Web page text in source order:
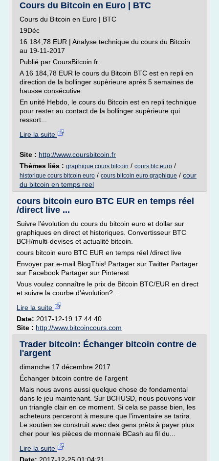
Cours du Bitcoin en Euro | BTC
Cours du Bitcoin en Euro | BTC
19Déc
16 184,78 EUR | Analyse technique du cours du Bitcoin
au 19-11-2017
Publié par CoursBitcoin.fr.
A 16 184,78 EUR le cours du Bitcoin BTC est en repli en
direction de la bollinger supèrieure après 5 semaines de
hausse consécutive.
En unité Hebdo, le cours du Bitcoin est en repli technique
pour rester au contact de la bollinger supèrieure qui
ressort...
Lire la suite
Site : http://www.coursbitcoin.fr
Thèmes liés : graphique cours bitcoin / cours btc euro /
historique cours bitcoin euro / cours bitcoin euro graphique / cour
du bitcoin en temps reel
cours bitcoin euro BTC EUR en temps réel
/direct live ...
Suivre l'évolution du cours du bitcoin euro et dollar sur
graphiques en direct et historiques. Convertisseur BTC
BCH/multi-devises et actualité bitcoin.
cours bitcoin euro BTC EUR en temps réel /direct live
Envoyer par e-mail BlogThis! Partager sur Twitter Partager
sur Facebook Partager sur Pinterest
Vous voulez connaître le prix de Bitcoin BTC/EUR en direct
et suivre la courbe d'évolution?...
Lire la suite
Date: 2017-12-19 17:44:40
Site : http://www.bitcoincours.com
Trader bitcoin: Échanger bitcoin contre de
l'argent
dimanche 17 décembre 2017
Échanger bitcoin contre de l'argent
Mais nous avons aussi quelque chose de fondamental
dans le jeu maintenant. Sur BCHUSD, nous pouvons voir
un triangle clair en ce moment. Si cela se passe bien, les
acheteurs perceront à mesure que l'inventaire se tarira.
Le soutien se construit avec des gens prêts à payer plus
cher pour les pièces de monnaie BCash au fil du...
Lire la suite